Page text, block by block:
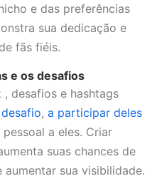
e das preferências
sua dedicação e
fãs fiéis.
e os desafios
desafios e hashtags
, a participar deles
a eles. Criar
suas chances de
sua visibilidade.